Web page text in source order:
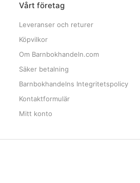
Vårt företag
Leveranser och returer
Köpvilkor
Om Barnbokhandeln.com
Säker betalning
Barnbokhandelns Integritetspolicy
Kontaktformulär
Mitt konto